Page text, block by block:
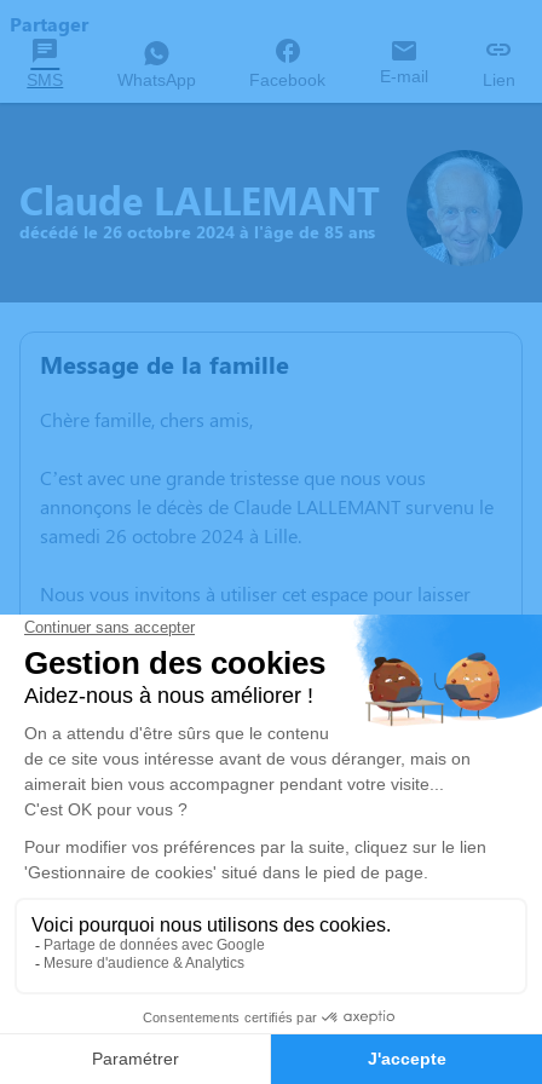
Faire-part Hommages
Partager
SMS WhatsApp Facebook E-mail Lien
Claude LALLEMANT
décédé le 26 octobre 2024 à l'âge de 85 ans
Message de la famille
Chère famille, chers amis,
C’est avec une grande tristesse que nous vous
annonçons le décès de Claude LALLEMANT survenu le
samedi 26 octobre 2024 à Lille.
Nous vous invitons à utiliser cet espace pour laisser
vos condoléances, partager des photos souvenirs, une
anecdote ou exprimer vos pensées à travers des
poèmes ou des textes. Cet endroit est un lieu
d'expression dédié à honorer la mémoire de Claude
LALLEMANT.
Un service de plantation d’arbre hommage est
disponible ici.
Je rends hommage
Cérémonie religieuse
Église Saint Piat de Roncq
place Jean Jaures